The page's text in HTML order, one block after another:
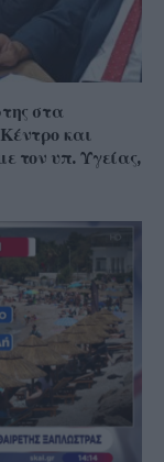
στα
και
τον υπ. Υγείας,